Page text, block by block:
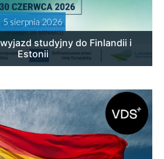
5 sierpnia 2026
studyjny do Finlandii i
Estonii